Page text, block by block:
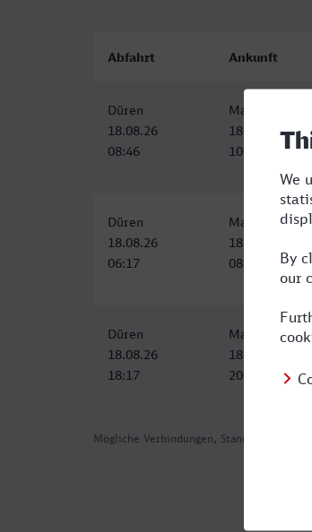
Mögliche Verbindungen, Stand: 2026-08-04
Abfahrt Ankunft
Düren
18.08.26
08:46
Mannheim Hbf
18.08.26
10:53
Düren
18.08.26
06:17
Mannheim
18.08.26
08:26
Düren
18.08.26
18:17
Mannheim
18.08.26
20:26